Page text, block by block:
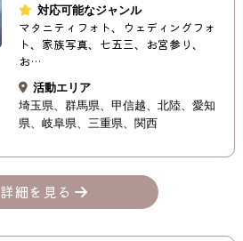
対応可能なジャンル
マタニティフォト、ウェディングフォ
ト、家族写真、七五三、お宮参り、
お…
活動エリア
埼玉県
群馬県 甲信越 北陸
愛知
県
岐阜県 三重県 関西
詳細を見る